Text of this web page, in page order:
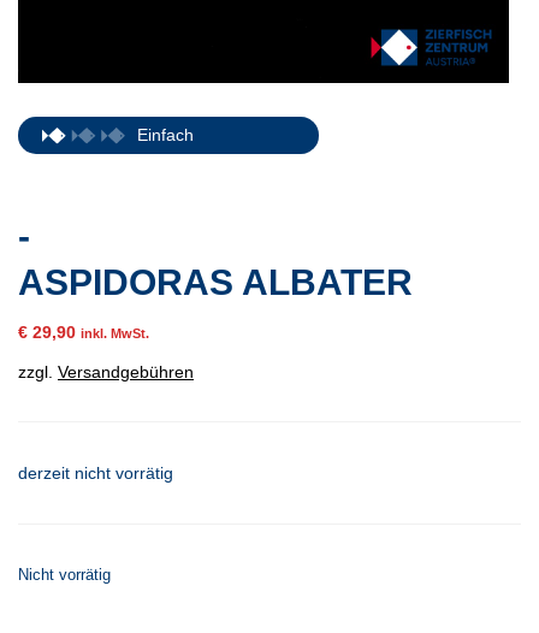
Einfach
-
ASPIDORAS ALBATER
€ 29,90 inkl. MwSt.
zzgl. Versandgebühren
derzeit nicht vorrätig
Nicht vorrätig